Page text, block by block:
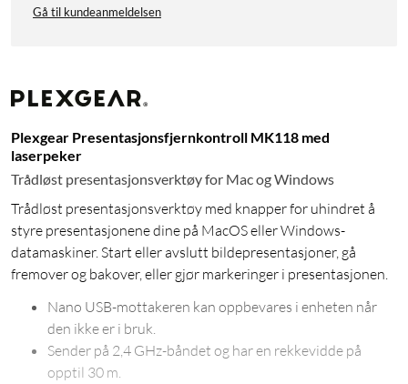
Gå til kundeanmeldelsen
Plexgear Presentasjonsfjernkontroll MK118 med
laserpeker
Trådløst presentasjonsverktøy for Mac og Windows
Trådløst presentasjonsverktøy med knapper for uhindret å
styre presentasjonene dine på MacOS eller Windows-
datamaskiner. Start eller avslutt bildepresentasjoner, gå
fremover og bakover, eller gjør markeringer i presentasjonen.
Nano USB-mottakeren kan oppbevares i enheten når
den ikke er i bruk.
Sender på 2,4 GHz-båndet og har en rekkevidde på
opptil 30 m.